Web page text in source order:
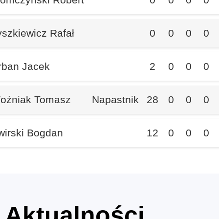
Rafał 0 0 0 0
Jacek 2 0 0 0
Tomasz Napastnik 28 0 0 0
Bogdan 12 0 0 0